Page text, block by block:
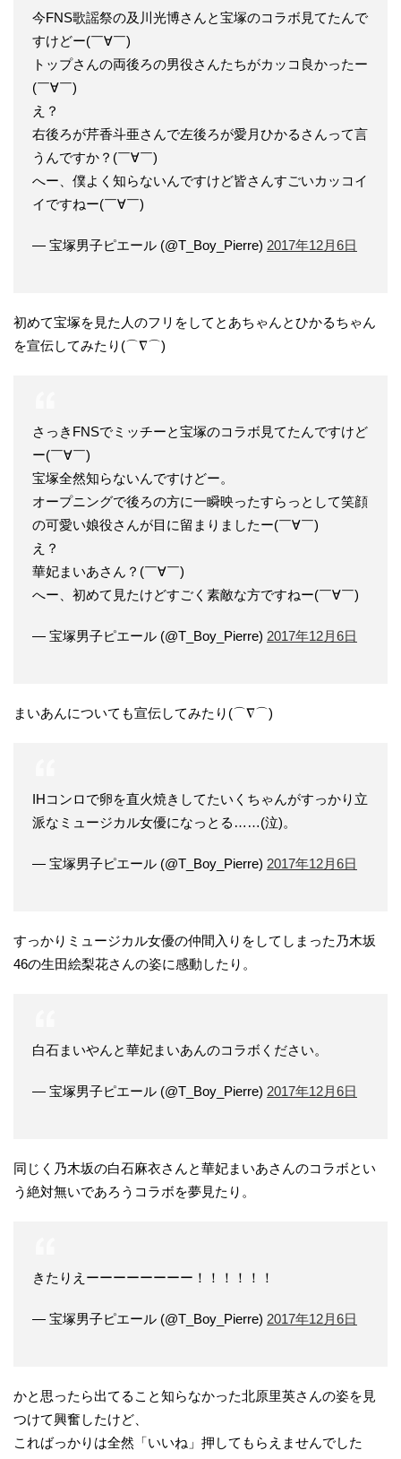
今FNS歌謡祭の及川光博さんと宝塚のコラボ見てたんで
すけどー(￣∀￣)
トップさんの両後ろの男役さんたちがカッコ良かったー
(￣∀￣)
え？
右後ろが芹香斗亜さんで左後ろが愛月ひかるさんって言
うんですか？(￣∀￣)
へー、僕よく知らないんですけど皆さんすごいカッコイ
イですねー(￣∀￣)
— 宝塚男子ピエール (@T_Boy_Pierre) 2017年12月6日
初めて宝塚を見た人のフリをしてとあちゃんとひかるちゃん
を宣伝してみたり(⌒∇⌒)
さっきFNSでミッチーと宝塚のコラボ見てたんですけど
ー(￣∀￣)
宝塚全然知らないんですけどー。
オープニングで後ろの方に一瞬映ったすらっとして笑顔
の可愛い娘役さんが目に留まりましたー(￣∀￣)
え？
華妃まいあさん？(￣∀￣)
へー、初めて見たけどすごく素敵な方ですねー(￣∀￣)
— 宝塚男子ピエール (@T_Boy_Pierre) 2017年12月6日
まいあんについても宣伝してみたり(⌒∇⌒)
IHコンロで卵を直火焼きしてたいくちゃんがすっかり立
派なミュージカル女優になっとる……(泣)。
— 宝塚男子ピエール (@T_Boy_Pierre) 2017年12月6日
すっかりミュージカル女優の仲間入りをしてしまった乃木坂
46の生田絵梨花さんの姿に感動したり。
白石まいやんと華妃まいあんのコラボください。
— 宝塚男子ピエール (@T_Boy_Pierre) 2017年12月6日
同じく乃木坂の白石麻衣さんと華妃まいあさんのコラボとい
う絶対無いであろうコラボを夢見たり。
きたりえーーーーーーーー！！！！！！
— 宝塚男子ピエール (@T_Boy_Pierre) 2017年12月6日
かと思ったら出てること知らなかった北原里英さんの姿を見
つけて興奮したけど、
こればっかりは全然「いいね」押してもらえませんでした